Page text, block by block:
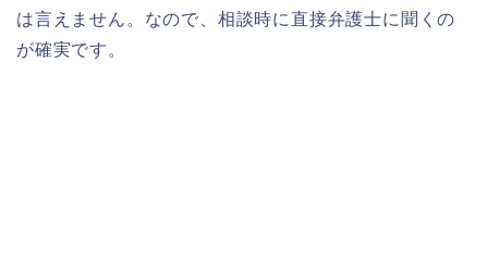
は言えません。なので、相談時に直接弁護士に聞くの
が確実です。